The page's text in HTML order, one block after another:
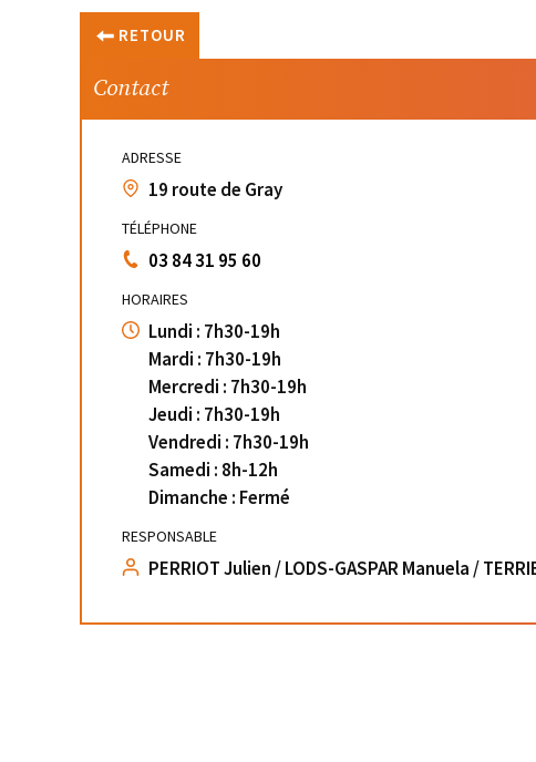
RETOUR
Contact
ADRESSE
19 route de Gray
TÉLÉPHONE
03 84 31 95 60
HORAIRES
Lundi : 7h30-19h
Mardi : 7h30-19h
Mercredi : 7h30-19h
Jeudi : 7h30-19h
Vendredi : 7h30-19h
Samedi : 8h-12h
Dimanche : Fermé
RESPONSABLE
PERRIOT Julien / LODS-GASPAR Manuela /